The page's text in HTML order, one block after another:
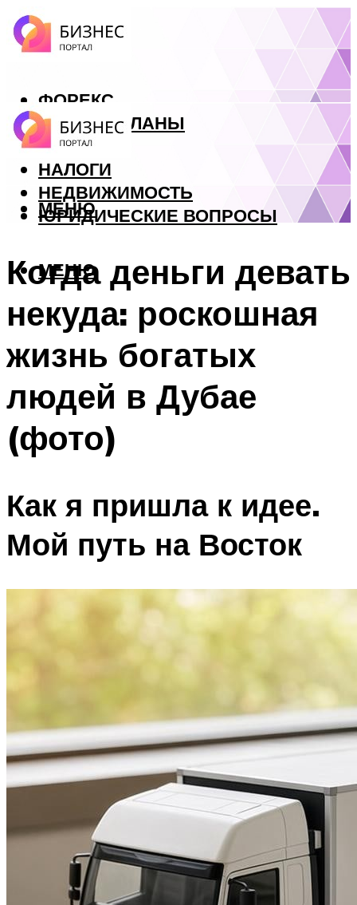
ФОРЕКС
БИЗНЕС ПЛАНЫ
КРЕДИТЫ
НАЛОГИ
НЕДВИЖИМОСТЬ
ЮРИДИЧЕСКИЕ ВОПРОСЫ
МЕНЮ
МЕНЮ
Когда деньги девать
некуда: роскошная
жизнь богатых
людей в Дубае
(фото)
Как я пришла к идее.
Мой путь на Восток